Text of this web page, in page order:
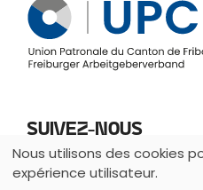
Suivez-nous
Utilisation
Nous utilisons des cookies
expérience utilisateur.